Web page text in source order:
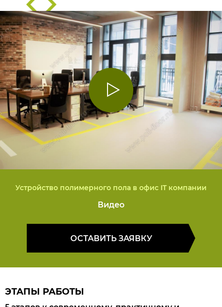
Устройство полимерного пола в офис IT компании
Видео
ОСТАВИТЬ ЗАЯВКУ
ЭТАПЫ РАБОТЫ